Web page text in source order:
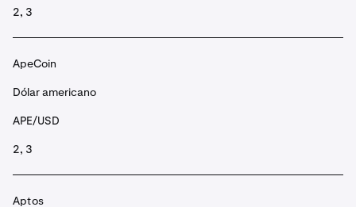
2, 3
ApeCoin
Dólar americano
APE/USD
2, 3
Aptos